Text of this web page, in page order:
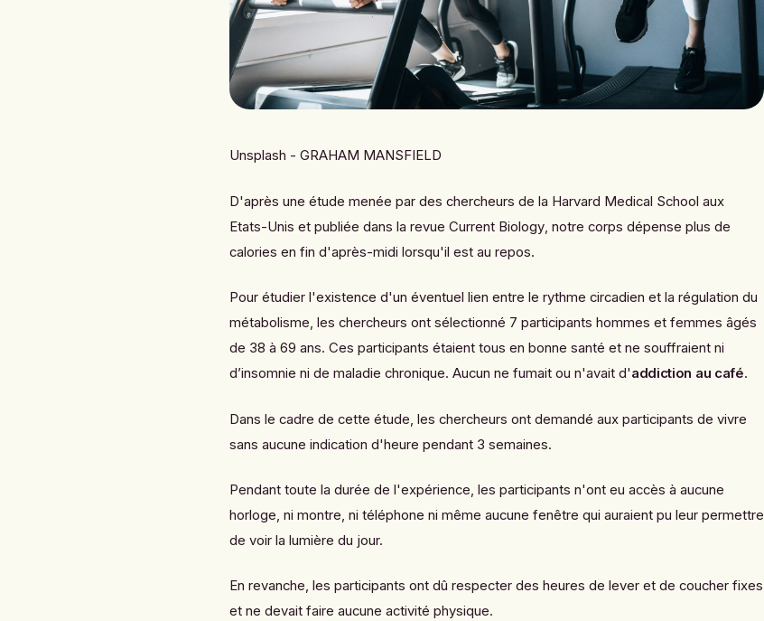
Unsplash - GRAHAM MANSFIELD
D'après une étude menée par des chercheurs de la Harvard Medical School aux
Etats-Unis et publiée dans la revue Current Biology, notre corps dépense plus de
calories en fin d'après-midi lorsqu'il est au repos.
Pour étudier l'existence d'un éventuel lien entre le rythme circadien et la régulation du
métabolisme, les chercheurs ont sélectionné 7 participants hommes et femmes âgés
de 38 à 69 ans. Ces participants étaient tous en bonne santé et ne souffraient ni
d’insomnie ni de maladie chronique. Aucun ne fumait ou n'avait d'addiction au café.
Dans le cadre de cette étude, les chercheurs ont demandé aux participants de vivre
sans aucune indication d'heure pendant 3 semaines.
Pendant toute la durée de l'expérience, les participants n'ont eu accès à aucune
horloge, ni montre, ni téléphone ni même aucune fenêtre qui auraient pu leur permettre
de voir la lumière du jour.
En revanche, les participants ont dû respecter des heures de lever et de coucher fixes
et ne devait faire aucune activité physique.